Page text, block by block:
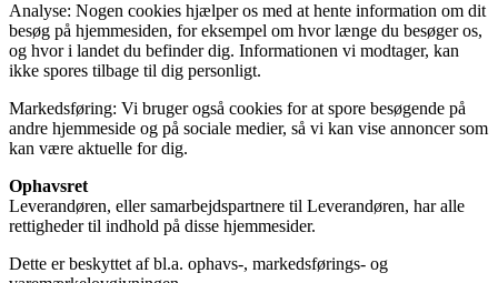
Analyse: Nogen cookies hjælper os med at hente information om dit
besøg på hjemmesiden, for eksempel om hvor længe du besøger os,
og hvor i landet du befinder dig. Informationen vi modtager, kan
ikke spores tilbage til dig personligt.
Markedsføring: Vi bruger også cookies for at spore besøgende på
andre hjemmeside og på sociale medier, så vi kan vise annoncer som
kan være aktuelle for dig.
Ophavsret
Leverandøren, eller samarbejdspartnere til Leverandøren, har alle
rettigheder til indhold på disse hjemmesider.
Dette er beskyttet af bl.a. ophavs-, markedsførings- og